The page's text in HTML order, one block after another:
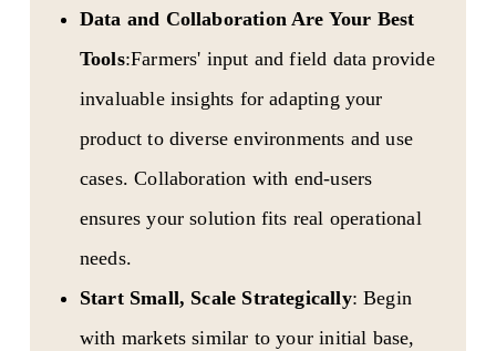
Data and Collaboration Are Your Best
Tools:Farmers' input and field data provide
invaluable insights for adapting your
product to diverse environments and use
cases. Collaboration with end-users
ensures your solution fits real operational
needs.
Start Small, Scale Strategically: Begin
with markets similar to your initial base,